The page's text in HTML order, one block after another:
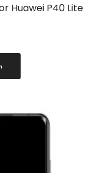
Huawei P40 Lite